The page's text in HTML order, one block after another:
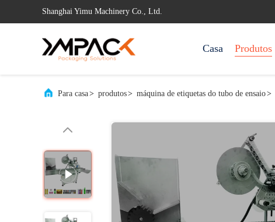
Shanghai Yimu Machinery Co., Ltd.
Casa Produtos
Para casa> produtos> máquina de etiquetas do tubo de ensaio>